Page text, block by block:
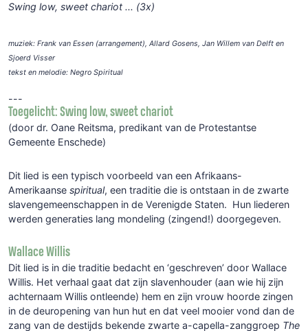
Swing low, sweet chariot ... (3x)
muziek: Frank van Essen (arrangement), Allard Gosens, Jan Willem van Delft en
Sjoerd Visser
tekst en melodie: Negro Spiritual
---
Toegelicht: Swing low, sweet chariot
(door dr. Oane Reitsma, predikant van de Protestantse
Gemeente Enschede)
Dit lied is een typisch voorbeeld van een Afrikaans-
Amerikaanse spiritual, een traditie die is ontstaan in de zwarte
slavengemeenschappen in de Verenigde Staten. Hun liederen
werden generaties lang mondeling (zingend!) doorgegeven.
Wallace Willis
Dit lied is in die traditie bedacht en ‘geschreven’ door Wallace
Willis. Het verhaal gaat dat zijn slavenhouder (aan wie hij zijn
achternaam Willis ontleende) hem en zijn vrouw hoorde zingen
in de deuropening van hun hut en dat veel mooier vond dan de
zang van de destijds bekende zwarte a-capella-zanggroep The